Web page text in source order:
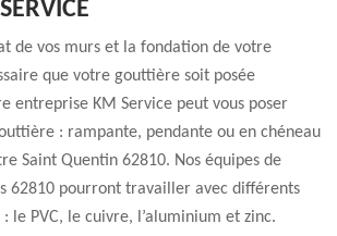
de vos murs et la fondation de votre
que votre gouttière soit posée
entreprise KM Service peut vous poser
: rampante, pendante ou en chéneau
Saint Quentin 62810. Nos équipes de
62810 pourront travailler avec différents
le PVC, le cuivre, l’aluminium et zinc.